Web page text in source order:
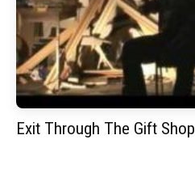
Exit Through The Gift Shop